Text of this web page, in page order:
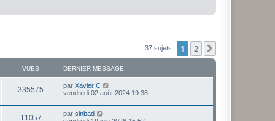
37 sujets 1 2
VUES DERNIER MESSAGE
335575
u
D
e
n
i
par Xavier C
vendredi 02 août 2024 19:38
11057V
D
par sinbad